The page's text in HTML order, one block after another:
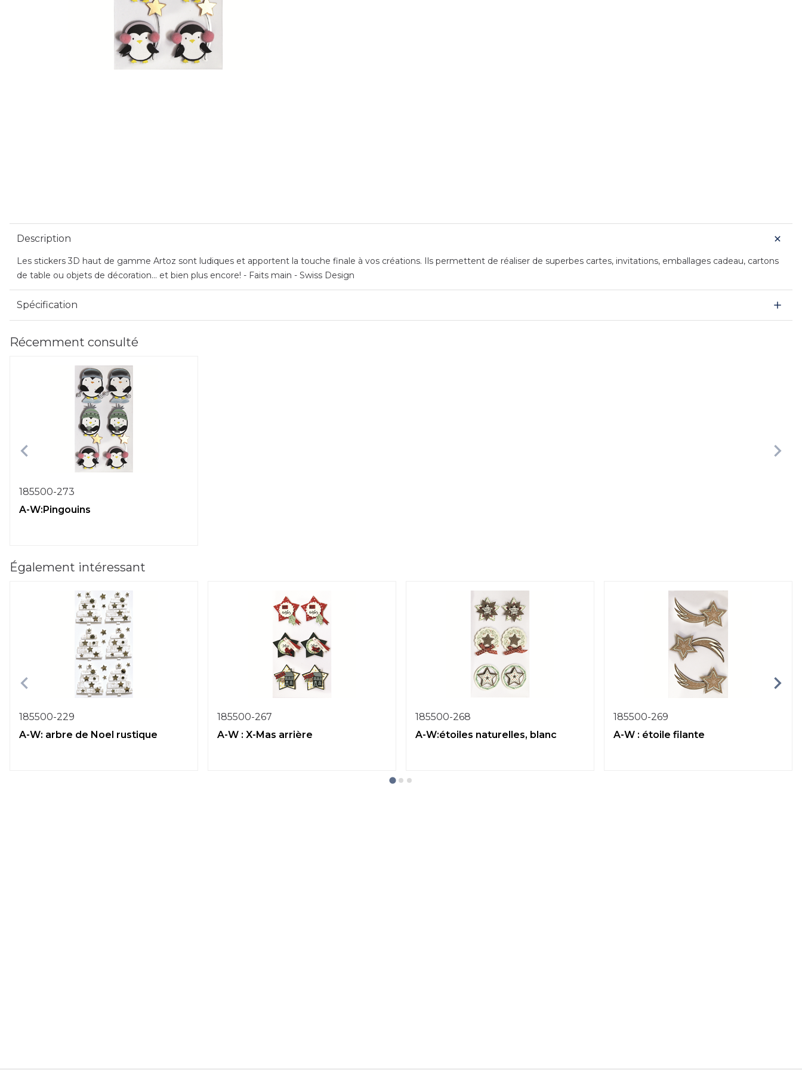
Description
Les stickers 3D haut de gamme Artoz sont ludiques et apportent la touche finale à vos créations. Ils permettent de réaliser de superbes cartes, invitations, emballages cadeau, cartons
de table ou objets de décoration... et bien plus encore! - Faits main - Swiss Design
Spécification
Récemment consulté
185500-273
A-W:Pingouins
Également intéressant
185500-229
A-W: arbre de Noel rustique
185500-267
A-W : X-Mas arrière
185500-268
A-W:étoiles naturelles, blanc
185500-269
A-W : étoile filante